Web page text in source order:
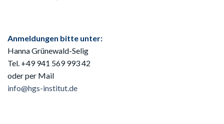
Anmeldungen bitte unter:
Hanna Grünewald-Selig
Tel. +49 941 569 993 42
oder per Mail
info@hgs-institut.de